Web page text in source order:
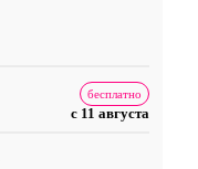
бесплатно
с 11 августа